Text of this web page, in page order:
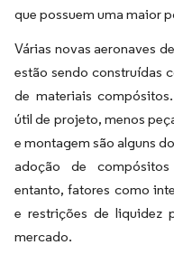
que possuem uma maior
Várias novas aeronaves
estão sendo construídas
de materiais
útil de projeto, menos
e montagem são alguns
adoção de
entanto, fatores como
e restrições de liquidez
mercado.